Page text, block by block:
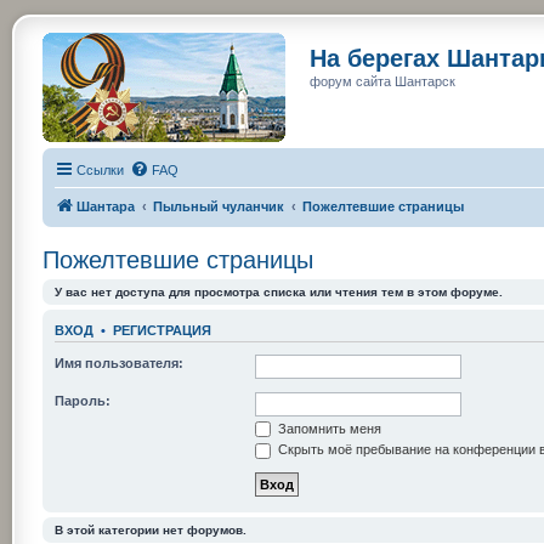
На берегах
форум сайта Шантарск
Ссылки FAQ
Шантара Пыльный чуланчик Пожелтевшие страницы
Пожелтевшие страницы
У вас нет доступа для просмотра списка или чтения тем в этом форуме.
ВХОД • РЕГИСТРАЦИЯ
Имя пользователя:
Пароль:
Запомнить меня
Скрыть моё пребывание на конференции
В этой категории нет форумов.